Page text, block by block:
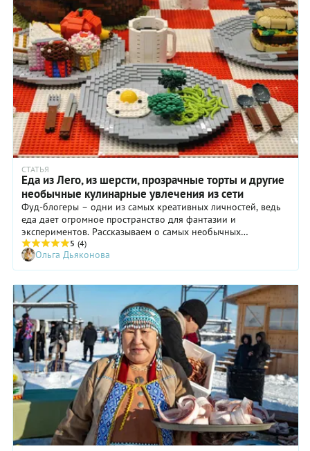
СТАТЬЯ
Еда из Лего, из шерсти, прозрачные торты и другие
необычные кулинарные увлечения из сети
Фуд-блогеры – одни из самых креативных личностей, ведь
еда дает огромное пространство для фантазии и
экспериментов. Рассказываем о самых необычных
кулинарных увлечениях, которые сейчас в тренде, и о том,
можно ли их повторить.
5 (4)
Ольга Дьяконова